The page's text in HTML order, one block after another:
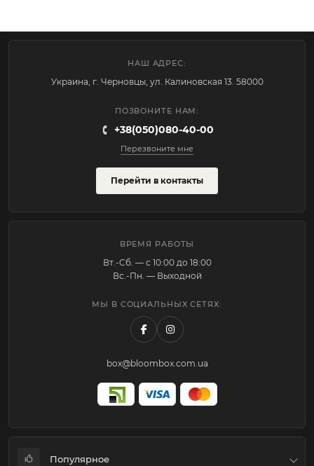
НАШ АДРЕС:
Украина, г. Черновцы, ул. Калиновская 13. 58000
ПОЗВОНИТЕ НАМ:
+38(050)080-40-00
Перезвоните мне
Перейти в контакты
ВРЕМЯ РАБОТЫ
Вт.-Cб. — с 10:00 до 18:00
Вс.-Пн. — Выходной
МЫ В СОЦИАЛЬНЫХ СЕТЯХ:
box@bloombox.com.ua
Популярное